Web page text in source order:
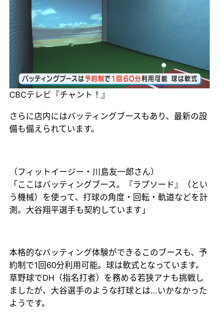
CBCテレビ『チャント！』
さらに店内にはバッティングブースもあり、最新の設
備も備えられています。
（フィットイージー・川島友一郎さん）
「ここはバッティングブース。『ラプソード』（とい
う機械）を使って、打球の角度・回転・軌道などを計
測。大谷翔平選手も契約しています」
本格的なバッティング体験ができるこのブースも、予
約制で1回60分利用可能。球は軟式となっています。
草野球でDH（指名打者）を務める若狭アナも挑戦し
ましたが、大谷選手のような打球とは…いかなかった
ようです。